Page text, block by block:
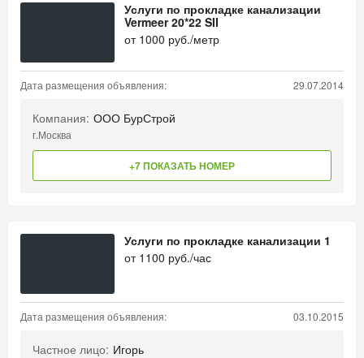
Услуги по прокладке канализации
Vermeer 20*22 SII
от 1000 руб./метр
Дата размещения объявления: 29.07.2014
Компания: ООО БурСтрой
г.Москва
+7 ПОКАЗАТЬ НОМЕР
Услуги по прокладке канализации 1
от 1100 руб./час
Дата размещения объявления: 03.10.2015
Частное лицо: Игорь